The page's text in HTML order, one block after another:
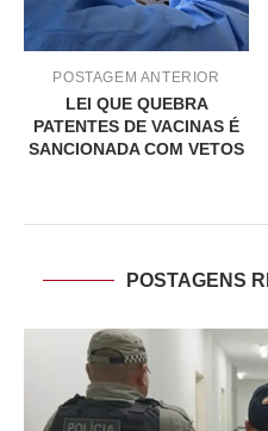
POSTAGEM ANTERIOR
LEI QUE QUEBRA
PATENTES DE VACINAS É
SANCIONADA COM VETOS
POSTAGENS